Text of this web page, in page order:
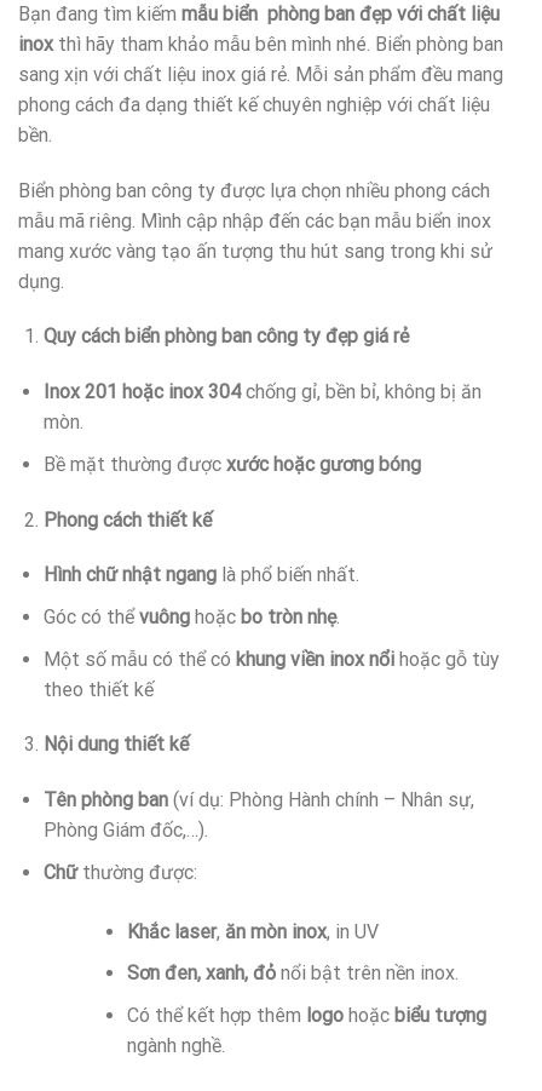
Bạn đang tìm kiếm mẫu biển phòng ban đẹp với chất liệu
inox thì hãy tham khảo mẫu bên mình nhé. Biển phòng ban
sang xịn với chất liệu inox giá rẻ. Mỗi sản phẩm đều mang
phong cách đa dạng thiết kế chuyên nghiệp với chất liệu
bền.
Biển phòng ban công ty được lựa chọn nhiều phong cách
mẫu mã riêng. Mình cập nhập đến các bạn mẫu biển inox
mang xước vàng tạo ấn tượng thu hút sang trong khi sử
dụng.
Quy cách biển phòng ban công ty đẹp giá rẻ
Inox 201 hoặc inox 304chống gỉ, bền bỉ, không bị ăn
mòn.
Bề mặt thường được xước hoặc gương bóng
Phong cách thiết kế
Hình chữ nhật nganglà phổ biến nhất.
Góc có thểvuônghoặc bo tròn nhẹ.
Một số mẫu có thể có khung viền inox nổihoặc gỗ tùy
theo thiết kế
Nội dung thiết kế
Tên phòng ban(ví dụ: Phòng Hành chính – Nhân sự,
Phòng Giám đốc,…).
Chữthường được:
Khắc laser, ăn mòn inox, in UV
Sơn đen, xanh, đỏnổi bật trên nền inox.
Có thể kết hợp thêm logohoặc biểu tượng
ngành nghề.